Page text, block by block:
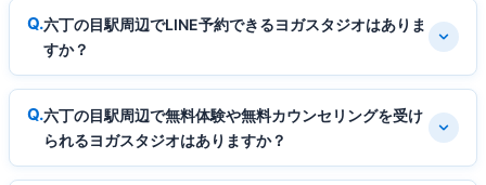
六丁の目駅周辺でLINE予約できるヨガスタジオはありま
すか？
六丁の目駅周辺で無料体験や無料カウンセリングを受け
られるヨガスタジオはありますか？